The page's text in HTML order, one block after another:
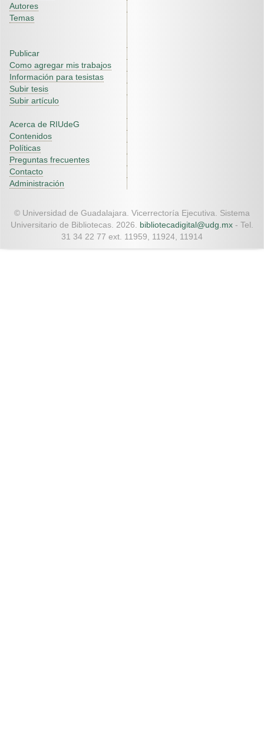
Autores
Temas
Publicar
Como agregar mis trabajos
Información para tesistas
Subir tesis
Subir artículo
Acerca de RIUdeG
Contenidos
Políticas
Preguntas frecuentes
Contacto
Administración
© Universidad de Guadalajara. Vicerrectoría Ejecutiva. Sistema
Universitario de Bibliotecas. 2026. bibliotecadigital@udg.mx - Tel.
31 34 22 77 ext. 11959, 11924, 11914